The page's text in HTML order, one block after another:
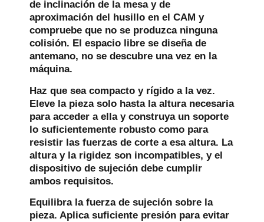
de inclinación de la mesa y de
aproximación del husillo en el CAM y
compruebe que no se produzca ninguna
colisión. El espacio libre se diseña de
antemano, no se descubre una vez en la
máquina.
Haz que sea compacto y rígido a la vez.
Eleve la pieza solo hasta la altura necesaria
para acceder a ella y construya un soporte
lo suficientemente robusto como para
resistir las fuerzas de corte a esa altura. La
altura y la rigidez son incompatibles, y el
dispositivo de sujeción debe cumplir
ambos requisitos.
Equilibra la fuerza de sujeción sobre la
pieza. Aplica suficiente presión para evitar